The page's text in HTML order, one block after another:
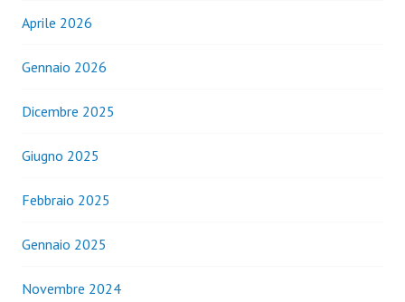
Aprile 2026
Gennaio 2026
Dicembre 2025
Giugno 2025
Febbraio 2025
Gennaio 2025
Novembre 2024